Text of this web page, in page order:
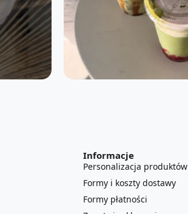
Informacje
Personalizacja produktów
Formy i koszty dostawy
Formy płatności